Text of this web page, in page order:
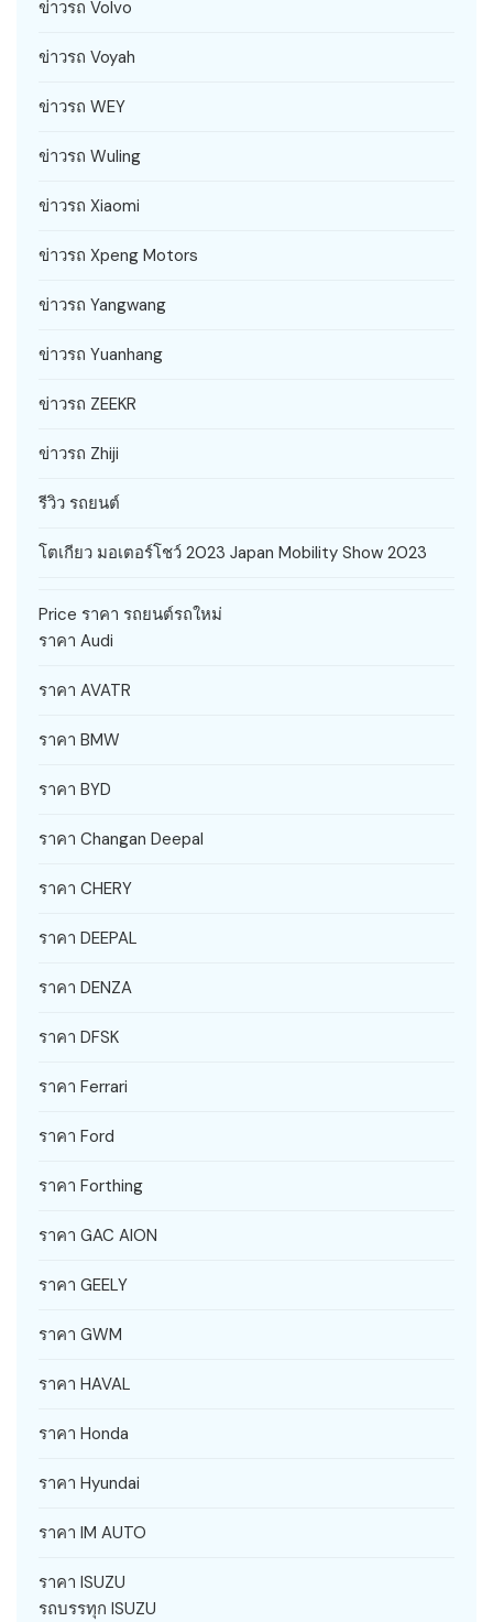
ข่าวรถ Volvo
ข่าวรถ Voyah
ข่าวรถ WEY
ข่าวรถ Wuling
ข่าวรถ Xiaomi
ข่าวรถ Xpeng Motors
ข่าวรถ Yangwang
ข่าวรถ Yuanhang
ข่าวรถ ZEEKR
ข่าวรถ Zhiji
รีวิว รถยนต์
โตเกียว มอเตอร์โชว์ 2023 Japan Mobility Show 2023
Price ราคา รถยนต์รถใหม่
ราคา Audi
ราคา AVATR
ราคา BMW
ราคา BYD
ราคา Changan Deepal
ราคา CHERY
ราคา DEEPAL
ราคา DENZA
ราคา DFSK
ราคา Ferrari
ราคา Ford
ราคา Forthing
ราคา GAC AION
ราคา GEELY
ราคา GWM
ราคา HAVAL
ราคา Honda
ราคา Hyundai
ราคา IM AUTO
ราคา ISUZU
รถบรรทุก ISUZU